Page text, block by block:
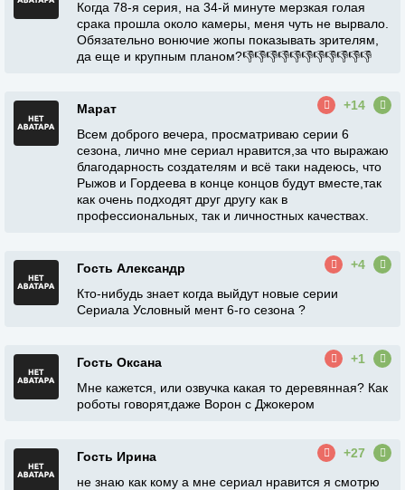
Когда 78-я серия, на 34-й минуте мерзкая голая
срака прошла около камеры, меня чуть не вырвало.
Обязательно вонючие жопы показывать зрителям,
да еще и крупным планом?👎👎👎👎👎👎👎👎👎👎👎
Марат
+14
Всем доброго вечера, просматриваю серии 6
сезона, лично мне сериал нравится,за что выражаю
благодарность создателям и всё таки надеюсь, что
Рыжов и Гордеева в конце концов будут вместе,так
как очень подходят друг другу как в
профессиональных, так и личностных качествах.
Гость Александр
+4
Кто-нибудь знает когда выйдут новые серии
Сериала Условный мент 6-го сезона ?
Гость Оксана
+1
Мне кажется, или озвучка какая то деревянная? Как
роботы говорят,даже Ворон с Джокером
Гость Ирина
+27
не знаю как кому а мне сериал нравится я смотрю